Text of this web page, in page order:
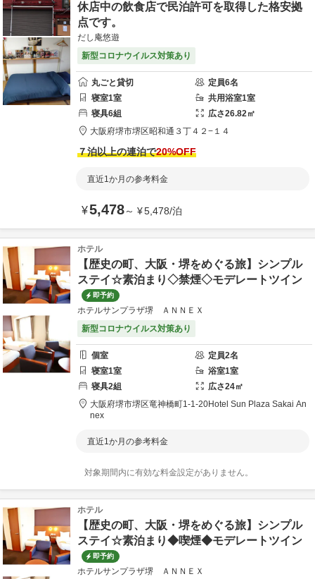
休店中の飲食店で民泊許可を取得した格安拠
点です。
だし庵悠遊
新型コロナウイルス対策あり
丸ごと貸切 定員6名
寝室1室 共用浴室1室
寝具6組 広さ26.82㎡
大阪府堺市堺区昭和通３丁４２−１４
７泊以上の連泊で20%OFF
直近1か月の参考料金
¥5,478～ ¥5,478/泊
ホテル
【歴史の町、大阪・堺をめぐる旅】シンプル
ステイ☆素泊まり◇禁煙◇モデレートツイン
即予約
ホテルサンプラザ堺 ＡＮＮＥＸ
新型コロナウイルス対策あり
個室 定員2名
寝室1室 浴室1室
寝具2組 広さ24㎡
大阪府堺市堺区竜神橋町1-1-20Hotel Sun Plaza Sakai An
nex
直近1か月の参考料金
対象期間内に有効な料金設定がありません。
ホテル
【歴史の町、大阪・堺をめぐる旅】シンプル
ステイ☆素泊まり◆喫煙◆モデレートツイン
即予約
ホテルサンプラザ堺 ＡＮＮＥＸ